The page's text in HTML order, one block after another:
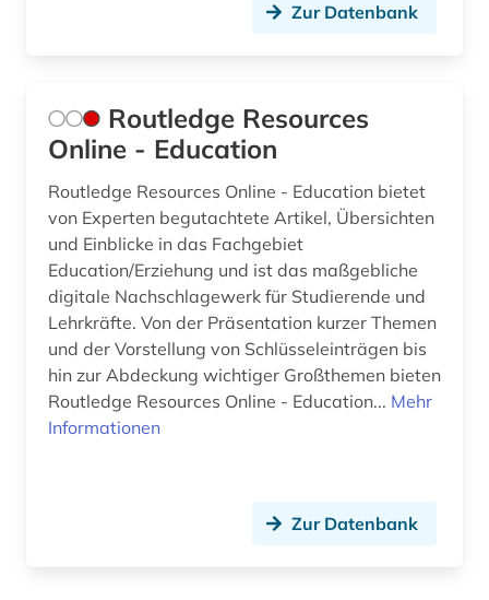
Zur Datenbank
Routledge Resources
Online - Education
Routledge Resources Online - Education bietet
von Experten begutachtete Artikel, Übersichten
und Einblicke in das Fachgebiet
Education/Erziehung und ist das maßgebliche
digitale Nachschlagewerk für Studierende und
Lehrkräfte. Von der Präsentation kurzer Themen
und der Vorstellung von Schlüsseleinträgen bis
hin zur Abdeckung wichtiger Großthemen bieten
Routledge Resources Online - Education... Mehr
Informationen
Zur Datenbank